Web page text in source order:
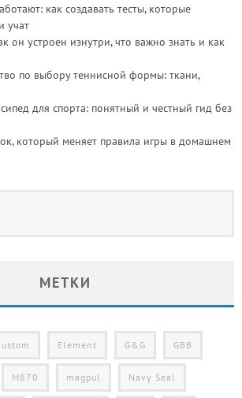
как создавать тесты, которые
учат
он устроен изнутри, что важно знать и как
по выбору теннисной формы: ткани,
для спорта: понятный и честный гид без
который меняет правила игры в домашнем
МЕТКИ
Element G&G GBB
M870 magpul Navy Seal